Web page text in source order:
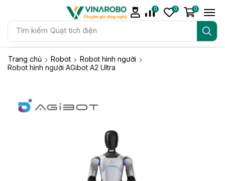
Tìm kiếm Quạt tích điện
0 0 0
Trang chủ Robot
Robot hình người
Robot hình người AGibot A2 Ultra